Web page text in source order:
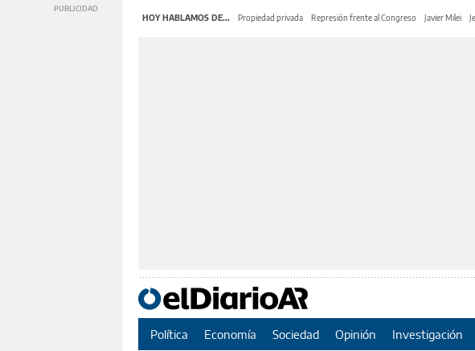
HOY HABLAMOS DE... Propiedad privada Represión frente al Congreso Javier Milei
Política Economía Sociedad Opinión Investigación